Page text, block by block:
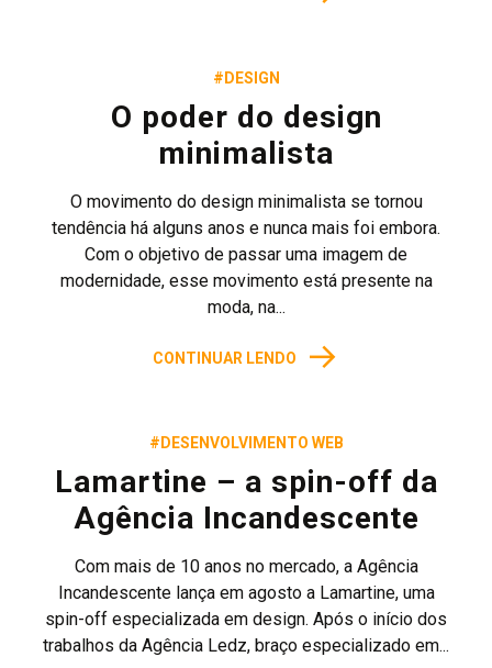
#DESIGN
O poder do design
minimalista
O movimento do design minimalista se tornou
tendência há alguns anos e nunca mais foi embora.
Com o objetivo de passar uma imagem de
modernidade, esse movimento está presente na
moda, na...
CONTINUAR LENDO →
#DESENVOLVIMENTO WEB
Lamartine – a spin-off da
Agência Incandescente
Com mais de 10 anos no mercado, a Agência
Incandescente lança em agosto a Lamartine, uma
spin-off especializada em design. Após o início dos
trabalhos da Agência Ledz, braço especializado em...